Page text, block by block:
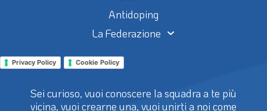
Antidoping
La Federazione
Privacy Policy Cookie Policy
Sei curioso, vuoi conoscere la squadra a te più
vicina, vuoi crearne una, vuoi unirti a noi come